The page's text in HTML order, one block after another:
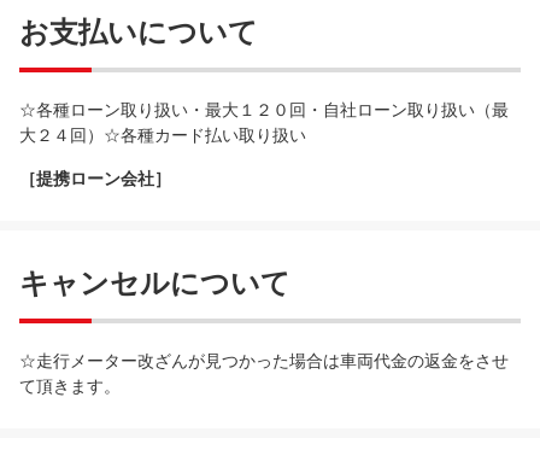
お支払いについて
☆各種ローン取り扱い・最大１２０回・自社ローン取り扱い（最
大２４回）☆各種カード払い取り扱い
［提携ローン会社］
キャンセルについて
☆走行メーター改ざんが見つかった場合は車両代金の返金をさせ
て頂きます。